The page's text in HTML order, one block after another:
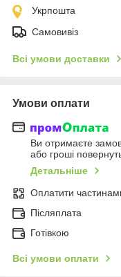
Укрпошта
Самовивіз
Всі умови доставки
Умови оплати
Ви отримаєте
або гроші
Детальніше
Оплатити
Післяплата
Готівкою
Всі умови оплати